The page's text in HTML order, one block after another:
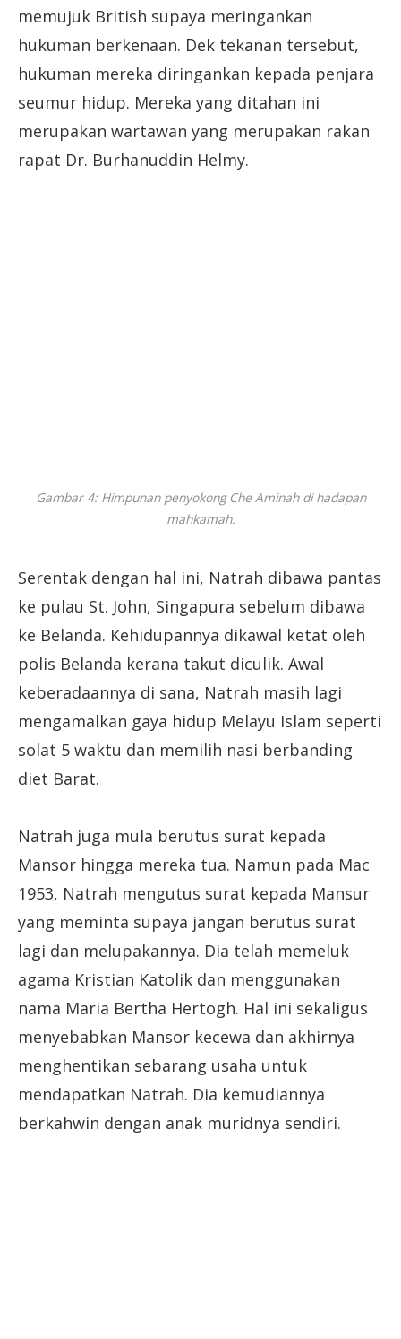
memujuk British supaya meringankan
hukuman berkenaan. Dek tekanan tersebut,
hukuman mereka diringankan kepada penjara
seumur hidup. Mereka yang ditahan ini
merupakan wartawan yang merupakan rakan
rapat Dr. Burhanuddin Helmy.
Gambar 4: Himpunan penyokong Che Aminah di hadapan
mahkamah.
Serentak dengan hal ini, Natrah dibawa pantas
ke pulau St. John, Singapura sebelum dibawa
ke Belanda. Kehidupannya dikawal ketat oleh
polis Belanda kerana takut diculik. Awal
keberadaannya di sana, Natrah masih lagi
mengamalkan gaya hidup Melayu Islam seperti
solat 5 waktu dan memilih nasi berbanding
diet Barat.
Natrah juga mula berutus surat kepada
Mansor hingga mereka tua. Namun pada Mac
1953, Natrah mengutus surat kepada Mansur
yang meminta supaya jangan berutus surat
lagi dan melupakannya. Dia telah memeluk
agama Kristian Katolik dan menggunakan
nama Maria Bertha Hertogh. Hal ini sekaligus
menyebabkan Mansor kecewa dan akhirnya
menghentikan sebarang usaha untuk
mendapatkan Natrah. Dia kemudiannya
berkahwin dengan anak muridnya sendiri.